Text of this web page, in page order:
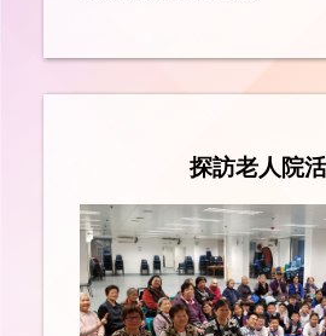
探訪老人院